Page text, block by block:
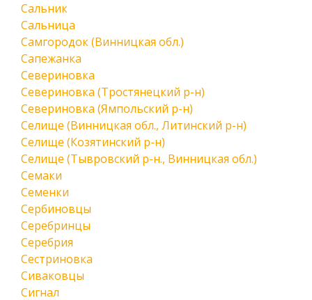
Сальник
Сальница
Самгородок (Винницкая обл.)
Сапежанка
Севериновка
Севериновка (Тростянецкий р-н)
Севериновка (Ямпольский р-н)
Селище (Винницкая обл., Литинский р-н)
Селище (Козятинский р-н)
Селище (Тывровский р-н., Винницкая обл.)
Семаки
Семенки
Сербиновцы
Серебринцы
Серебрия
Сестриновка
Сиваковцы
Сигнал